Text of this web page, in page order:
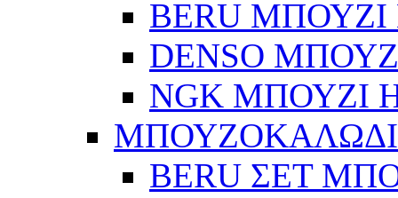
BERU
DENSO
NGK ΜΠΟΥΖΙ
BERU ΣΕΤ